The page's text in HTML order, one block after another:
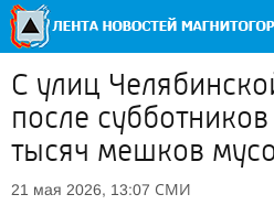
С улиц
после
тысяч мешков
21 мая 2026, 13:07 СМИ